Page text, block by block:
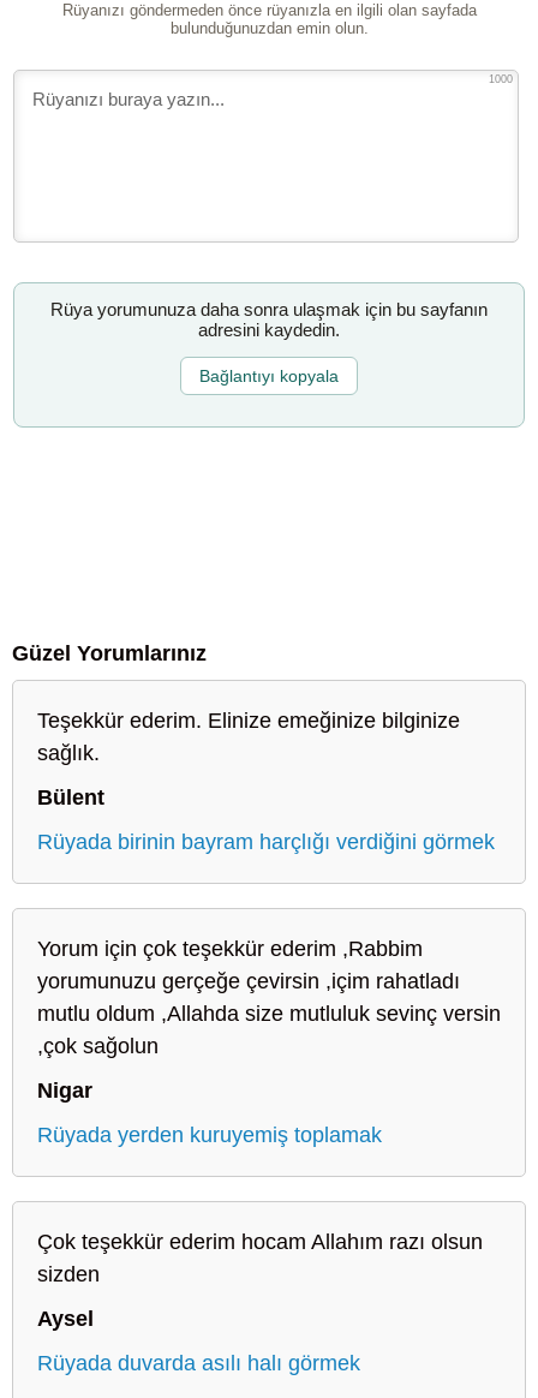
Rüyanızı göndermeden önce rüyanızla en ilgili olan sayfada
bulunduğunuzdan emin olun.
1000
Rüya yorumunuza daha sonra ulaşmak için bu sayfanın
adresini kaydedin.
Bağlantıyı kopyala
Güzel Yorumlarınız
Teşekkür ederim. Elinize emeğinize bilginize
sağlık.
Bülent
Rüyada birinin bayram harçlığı verdiğini görmek
Yorum için çok teşekkür ederim ,Rabbim
yorumunuzu gerçeğe çevirsin ,içim rahatladı
mutlu oldum ,Allahda size mutluluk sevinç versin
,çok sağolun
Nigar
Rüyada yerden kuruyemiş toplamak
Çok teşekkür ederim hocam Allahım razı olsun
sizden
Aysel
Rüyada duvarda asılı halı görmek